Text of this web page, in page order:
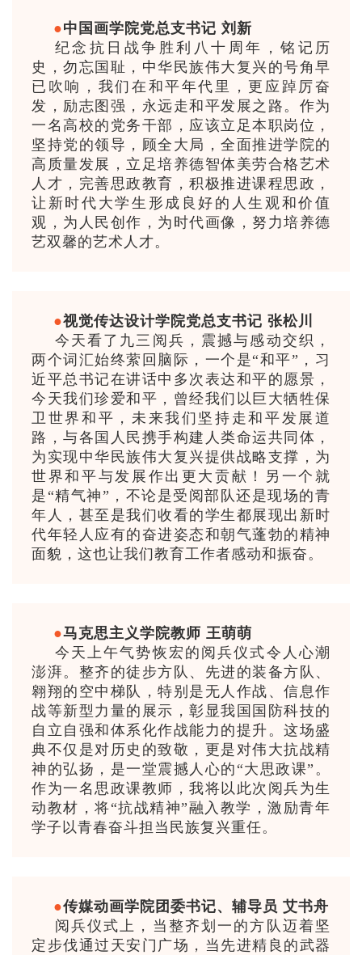
●中国画学院党总支书记 刘新
纪念抗日战争胜利八十周年，铭记历
史，勿忘国耻，中华民族伟大复兴的号角早
已吹响，我们在和平年代里，更应踔厉奋
发，励志图强，永远走和平发展之路。作为
一名高校的党务干部，应该立足本职岗位，
坚持党的领导，顾全大局，全面推进学院的
高质量发展，立足培养德智体美劳合格艺术
人才，完善思政教育，积极推进课程思政，
让新时代大学生形成良好的人生观和价值
观，为人民创作，为时代画像，努力培养德
艺双馨的艺术人才。
●视觉传达设计学院党总支书记 张松川
今天看了九三阅兵，震撼与感动交织，
两个词汇始终萦回脑际，一个是“和平”，习
近平总书记在讲话中多次表达和平的愿景，
今天我们珍爱和平，曾经我们以巨大牺牲保
卫世界和平，未来我们坚持走和平发展道
路，与各国人民携手构建人类命运共同体，
为实现中华民族伟大复兴提供战略支撑，为
世界和平与发展作出更大贡献！另一个就
是“精气神”，不论是受阅部队还是现场的青
年人，甚至是我们收看的学生都展现出新时
代年轻人应有的奋进姿态和朝气蓬勃的精神
面貌，这也让我们教育工作者感动和振奋。
●马克思主义学院教师 王萌萌
今天上午气势恢宏的阅兵仪式令人心潮
澎湃。整齐的徒步方队、先进的装备方队、
翱翔的空中梯队，特别是无人作战、信息作
战等新型力量的展示，彰显我国国防科技的
自立自强和体系化作战能力的提升。这场盛
典不仅是对历史的致敬，更是对伟大抗战精
神的弘扬，是一堂震撼人心的“大思政课”。
作为一名思政课教师，我将以此次阅兵为生
动教材，将“抗战精神”融入教学，激励青年
学子以青春奋斗担当民族复兴重任。
●传媒动画学院团委书记、辅导员 艾书舟
阅兵仪式上，当整齐划一的方队迈着坚
定步伐通过天安门广场，当先进精良的武器